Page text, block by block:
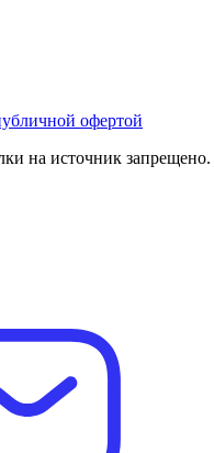
офертой
на источник запрещено.